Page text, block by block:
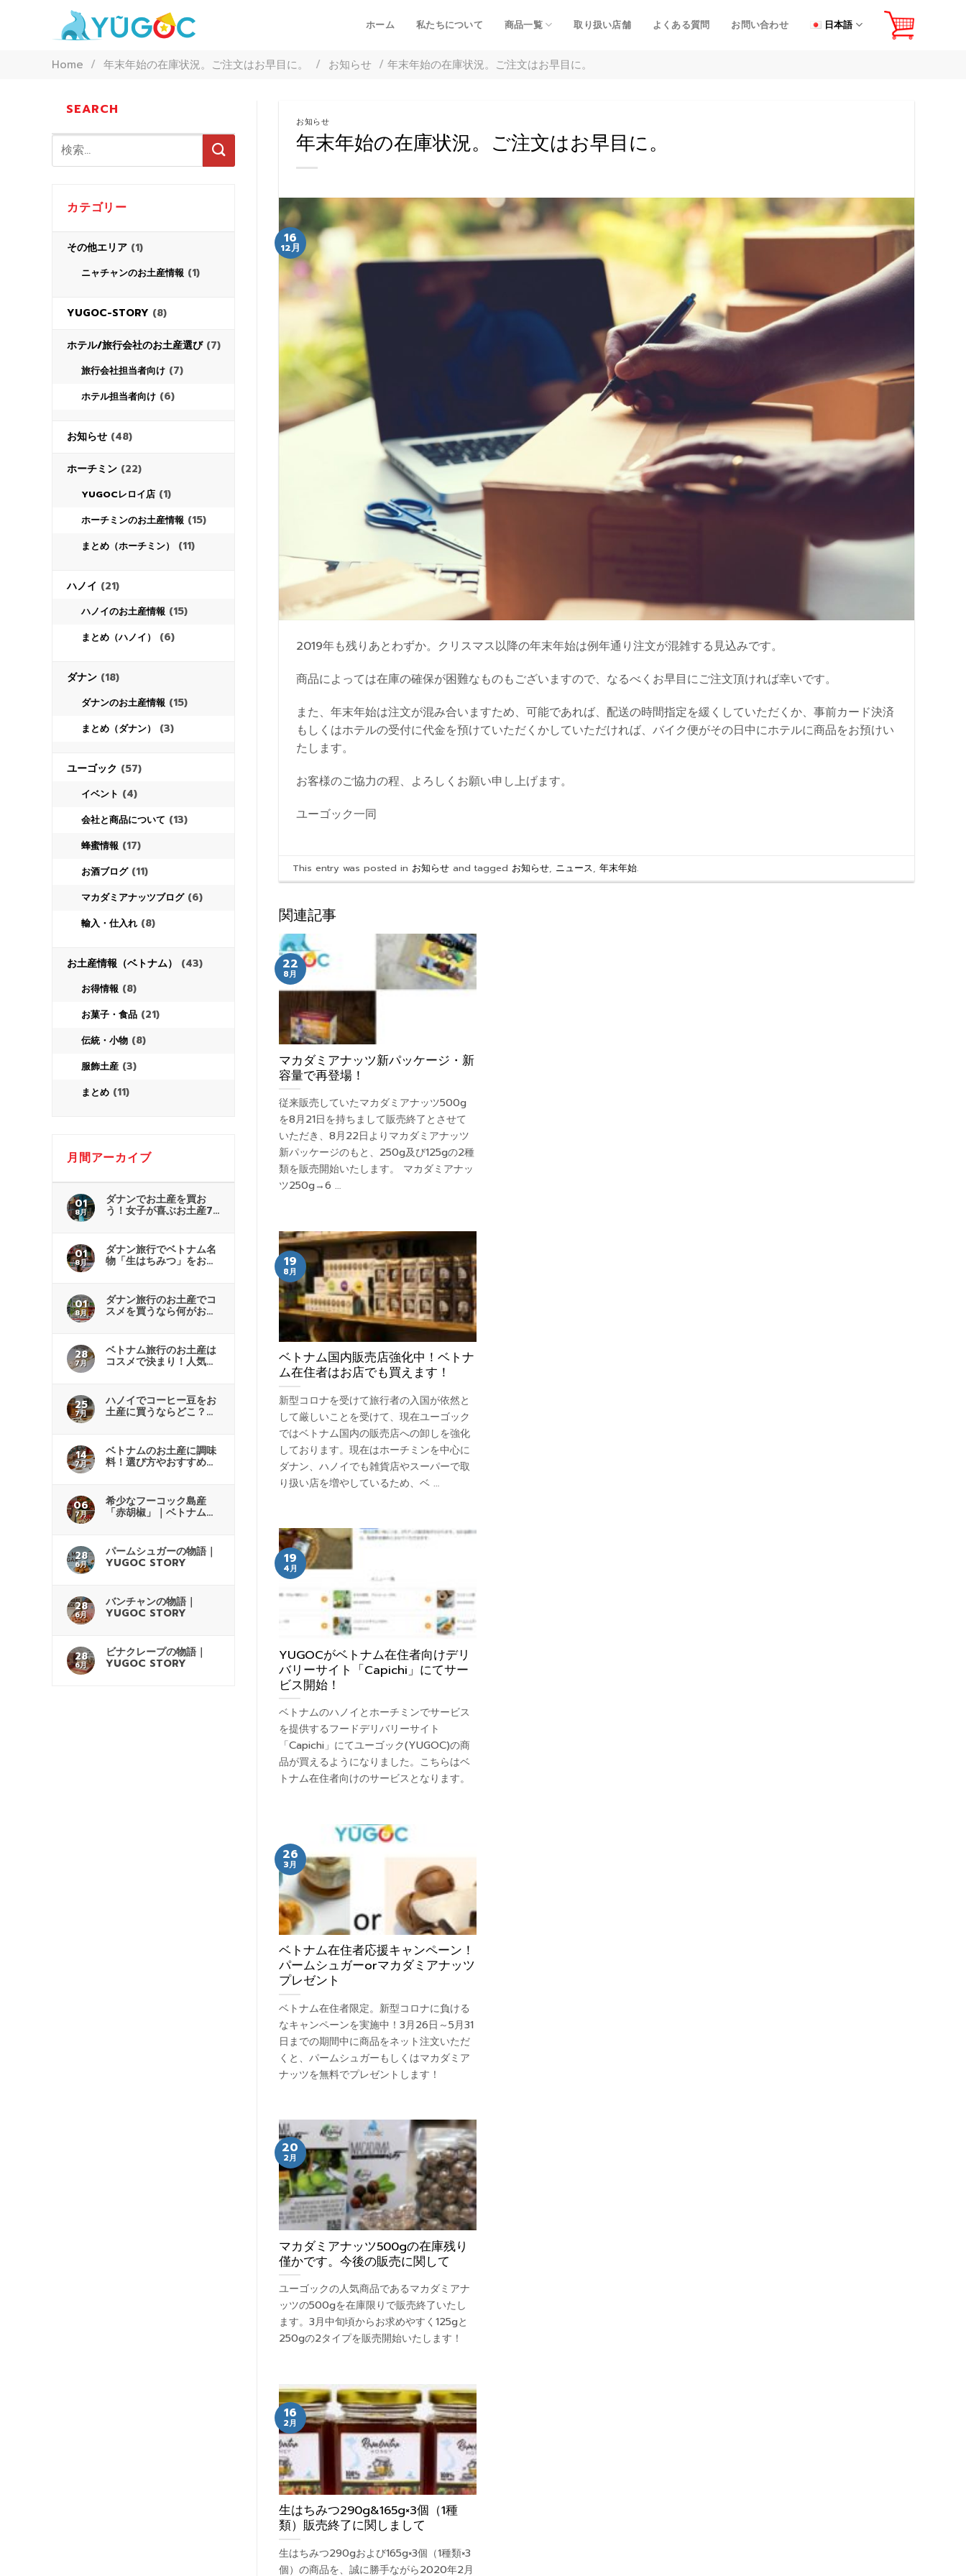
ホーム 私たちについて 商品一覧 取り扱い店舗 よくある質問 お問い合わせ 日本語
Home / 年末年始の在庫状況。ご注文はお早目に。 / お知らせ / 年末年始の在庫状況。ご注文はお早目に。
SEARCH
カテゴリー
その他エリア (1)
ニャチャンのお土産情報 (1)
YUGOC-STORY (8)
ホテル/旅行会社のお土産選び(7)
旅行会社担当者向け (7)
ホテル担当者向け (6)
お知らせ (48)
ホーチミン (22)
YUGOCレロイ店 (1)
ホーチミンのお土産情報 (15)
まとめ（ホーチミン） (11)
ハノイ (21)
ハノイのお土産情報 (15)
まとめ（ハノイ） (6)
ダナン (18)
ダナンのお土産情報 (15)
まとめ（ダナン） (3)
ユーゴック (57)
イベント (4)
会社と商品について (13)
蜂蜜情報 (17)
お酒ブログ(11)
マカダミアナッツブログ(6)
輸入・仕入れ (8)
お土産情報（ベトナム） (43)
お得情報 (8)
お菓子・食品 (21)
伝統・小物 (8)
服飾土産 (3)
まとめ (11)
月間アーカイブ
01
8月
ダナンでお土産を買お
う！女子が喜ぶお土産7
01
8月
ダナン旅行でベトナム名
物「生はちみつ」をお土
産に！
01
8月
ダナン旅行のお土産でコ
スメを買うなら何がおす
28
7月
ベトナム旅行のお土産は
コスメで決まり！人気商
25
7月
ハノイでコーヒー豆をお
土産に買うならどこ？商
品の選び方
14
7月
ベトナムのお土産に調味
料！選び方やおすすめの
購入先解説
06
7月
希少なフーコック島産
「赤胡椒」｜ベトナムで
人気の高級土産
28
6月
パームシュガーの物語｜
YUGOC STORY
28
6月
バンチャンの物語｜
YUGOC STORY
28
6月
ビナクレープの物語｜
YUGOC STORY
お知らせ
年末年始の在庫状況。ご注文はお早目に。
16
12月
2019年も残りあとわずか。クリスマス以降の年末年始は例年通り注文が混雑する見込みです。
商品によっては在庫の確保が困難なものもございますので、なるべくお早目にご注文頂ければ幸いです。
また、年末年始は注文が混み合いますため、可能であれば、配送の時間指定を緩くしていただくか、事前カード決済
もしくはホテルの受付に代金を預けていただくかしていただければ、バイク便がその日中にホテルに商品をお預けい
たします。
お客様のご協力の程、よろしくお願い申し上げます。
ユーゴック一同
This entry was posted in お知らせ and tagged お知らせ, ニュース,年末年始.
関連記事
マカダミアナッツ新パッケージ・新
容量で再登場！
従来販売していたマカダミアナッツ500g
を8月21日を持ちまして販売終了とさせて
いただき、8月22日よりマカダミアナッツ
新パッケージのもと、250g及び125gの2種
類を販売開始いたします。 マカダミアナッ
ツ250g→6 …
22
8月
ベトナム国内販売店強化中！ベトナ
ム在住者はお店でも買えます！
新型コロナを受けて旅行者の入国が依然と
して厳しいことを受けて、現在ユーゴック
ではベトナム国内の販売店への卸しを強化
しております。現在はホーチミンを中心に
ダナン、ハノイでも雑貨店やスーパーで取
り扱い店を増やしているため、ベ …
19
8月
YUGOCがベトナム在住者向けデリ
バリーサイト「Capichi」にてサー
ビス開始！
ベトナムのハノイとホーチミンでサービス
を提供するフードデリバリーサイト
「Capichi」にてユーゴック(YUGOC)の商
品が買えるようになりました。こちらはベ
トナム在住者向けのサービスとなります。
19
4月
ベトナム在住者応援キャンペーン！
パームシュガーorマカダミアナッツ
プレゼント
ベトナム在住者限定。新型コロナに負ける
なキャンペーンを実施中！3月26日～5月31
日までの期間中に商品をネット注文いただ
くと、パームシュガーもしくはマカダミア
ナッツを無料でプレゼントします！
26
3月
マカダミアナッツ500gの在庫残り
僅かです。今後の販売に関して
ユーゴックの人気商品であるマカダミアナ
ッツの500gを在庫限りで販売終了いたし
ます。3月中旬頃からお求めやすく125gと
250gの2タイプを販売開始いたします！
20
2月
生はちみつ290g&165g×3個（1種
類）販売終了に関しまして
生はちみつ290gおよび165g×3個（1種類×3
個）の商品を、誠に勝手ながら2020年2月
16
2月